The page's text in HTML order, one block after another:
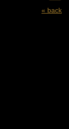
« back